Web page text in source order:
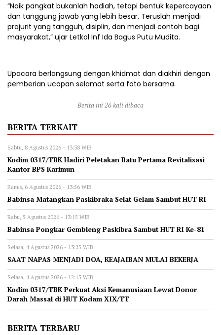
“Naik pangkat bukanlah hadiah, tetapi bentuk kepercayaan
dan tanggung jawab yang lebih besar. Teruslah menjadi
prajurit yang tangguh, disiplin, dan menjadi contoh bagi
masyarakat,” ujar Letkol Inf Ida Bagus Putu Mudita.
Upacara berlangsung dengan khidmat dan diakhiri dengan
pemberian ucapan selamat serta foto bersama.
Berita ini 26 kali dibaca
BERITA TERKAIT
Sabtu, 8 Agustus 2026 - 13:38 WIB
Kodim 0317/TBK Hadiri Peletakan Batu Pertama Revitalisasi
Kantor BPS Karimun
Kamis, 6 Agustus 2026 - 13:56 WIB
Babinsa Matangkan Paskibraka Selat Gelam Sambut HUT RI
Rabu, 5 Agustus 2026 - 13:15 WIB
Babinsa Pongkar Gembleng Paskibra Sambut HUT RI Ke-81
Selasa, 4 Agustus 2026 - 13:25 WIB
SAAT NAPAS MENJADI DOA, KEAJAIBAN MULAI BEKERJA
Selasa, 4 Agustus 2026 - 12:15 WIB
Kodim 0317/TBK Perkuat Aksi Kemanusiaan Lewat Donor
Darah Massal di HUT Kodam XIX/TT
BERITA TERBARU